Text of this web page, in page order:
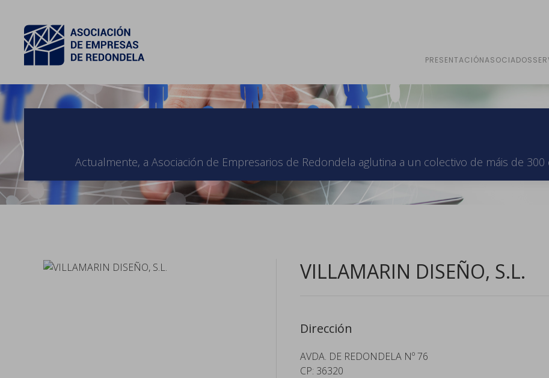
PRESENTACIÓNASOCIADOS
Actualmente, a Asociación de Empresarios de Redondela aglutina a un colectivo de máis de
VILLAMARIN DISEÑO, S.L.
Dirección
AVDA. DE REDONDELA Nº 76
CP: 36320